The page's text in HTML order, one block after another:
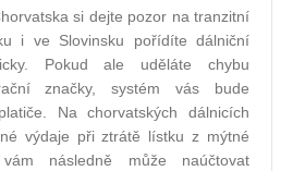
si dejte pozor na tranzitní
i ve Slovinsku pořídíte dálniční
Pokud ale uděláte chybu
značky, systém vás bude
Na chorvatských dálnicích
výdaje při ztrátě lístku z mýtné
následně může naúčtovat